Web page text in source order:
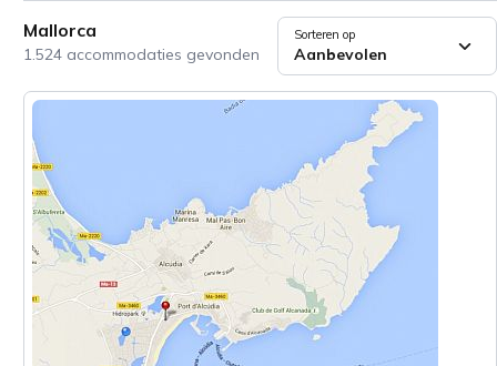
Mallorca
1.524 accommodaties gevonden
Sorteren op
Aanbevolen